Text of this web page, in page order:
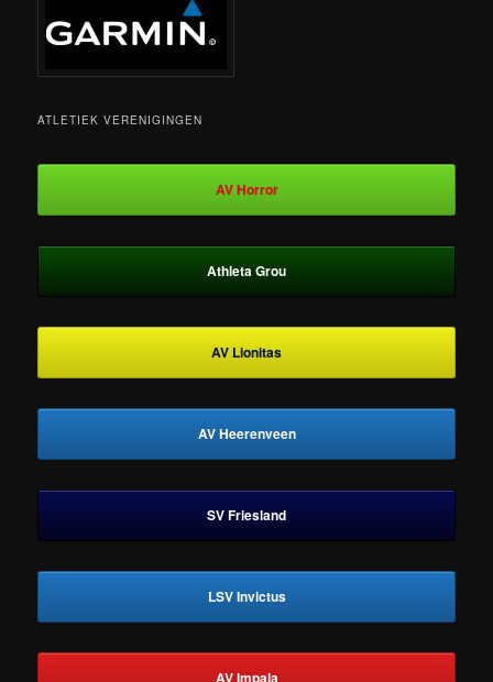
ATLETIEK VERENIGINGEN
AV Horror
Athleta Grou
AV Lionitas
AV Heerenveen
SV Friesland
LSV Invictus
AV Impala